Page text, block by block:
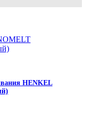
HENKEL